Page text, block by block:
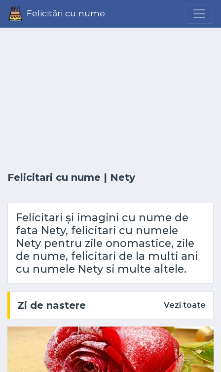
Felicitări cu nume
Felicitari cu nume | Nety
Felicitari și imagini cu nume de
fata Nety, felicitari cu numele
Nety pentru zile onomastice, zile
de nume, felicitari de la multi ani
cu numele Nety si multe altele.
Zi de nastere Vezi toate